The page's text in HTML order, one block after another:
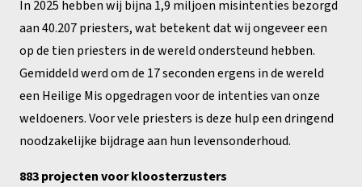
In 2025 hebben wij bijna 1,9 miljoen misintenties bezorgd
aan 40.207 priesters, wat betekent dat wij ongeveer een
op de tien priesters in de wereld ondersteund hebben.
Gemiddeld werd om de 17 seconden ergens in de wereld
een Heilige Mis opgedragen voor de intenties van onze
weldoeners. Voor vele priesters is deze hulp een dringend
noodzakelijke bijdrage aan hun levensonderhoud.
883 projecten voor kloosterzusters